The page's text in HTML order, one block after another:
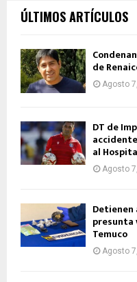
ÚLTIMOS ARTÍCULOS
de
Agosto
DT de
al
Agosto
presunta
Temuco
Agosto